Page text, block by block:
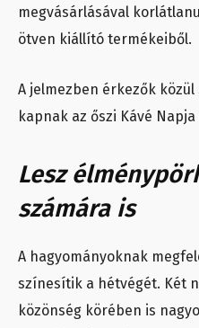
megvásárlásával
ötven kiállító termékeiből.
A jelmezben érkezők
kapnak az őszi Kávé
Lesz
számára is
A hagyományoknak
színesítik a hétvégét. Két
közönség körében is